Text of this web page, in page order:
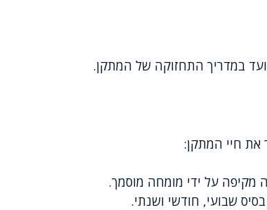
במדריך התחזוקה של המתקן.
את חיי המתקן:
על ידי מומחה מוסמך.
שבועי, חודשי ושנתי.